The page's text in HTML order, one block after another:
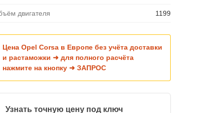
двигателя 1199
Цена Opel Corsa в Европе без учёта доставки
и растаможки ➜ для полного расчёта
нажмите на кнопку ➜ ЗАПРОС
Узнать точную цену под ключ